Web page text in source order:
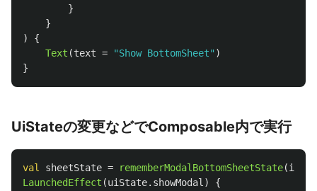
}
}
)
{
Text (text = "Show BottomSheet" )
}
UiStateの変更などでComposable内で実行
val sheetState = rememberModalBottomSheetState(
LaunchedEffect (uiState. showModal )
{